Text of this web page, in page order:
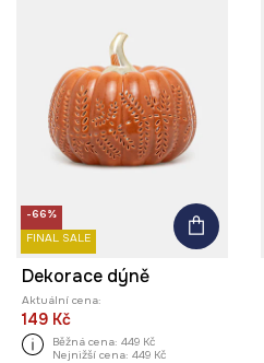
-66%
FINAL SALE
Dekorace dýně
Aktuální cena:
149 Kč
Běžná cena: 449 Kč
Nejnižší cena: 449 Kč